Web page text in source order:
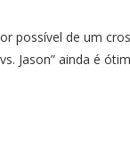
possível de um
Jason” ainda é